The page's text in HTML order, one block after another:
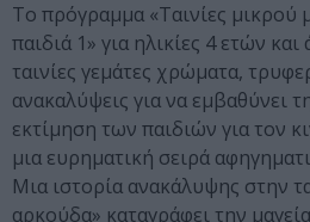
Το πρόγραμμα «Ταινίες μικρού
παιδιά 1» για ηλικίες 4 ετών
ταινίες γεμάτες χρώματα,
ανακαλύψεις για να εμβαθύνει
εκτίμηση των παιδιών για τον
μια ευρηματική σειρά
Μια ιστορία ανακάλυψης στην
αρκούδα» καταγράφει την